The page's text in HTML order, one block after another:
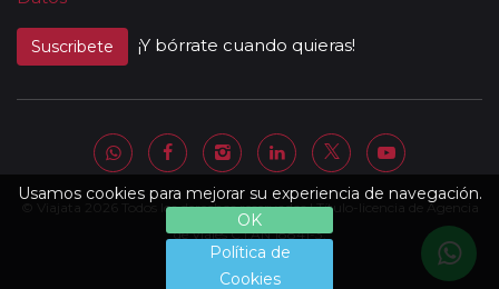
Usamos cookies para mejorar su experiencia de navegación.
OK
Política de
Cookies
Suscribete ¡Y bórrate cuando quieras!
© Viajata 2026 Todos los derechos reservados | Título-licencia de Agencia
de Viajes C.I.AN 18841-3.